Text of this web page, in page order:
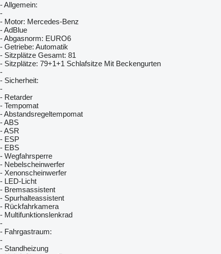
- Allgemein:
-
- Motor: Mercedes-Benz
- AdBlue
- Abgasnorm: EURO6
- Getriebe: Automatik
- Sitzplätze Gesamt: 81
- Sitzplätze: 79+1+1 Schlafsitze Mit Beckengurten
-
- Sicherheit:
-
- Retarder
- Tempomat
- Abstandsregeltempomat
- ABS
- ASR
- ESP
- EBS
- Wegfahrsperre
- Nebelscheinwerfer
- Xenonscheinwerfer
- LED-Licht
- Bremsassistent
- Spurhalteassistent
- Rückfahrkamera
- Multifunktionslenkrad
-
- Fahrgastraum:
-
- Standheizung